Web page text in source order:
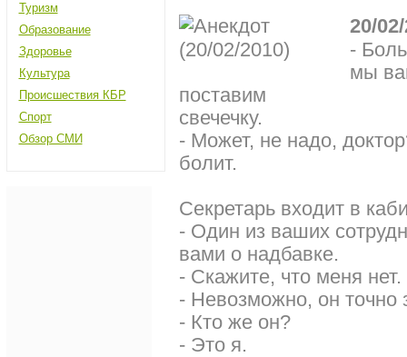
Туризм
Образование
Здоровье
Культура
Происшествия КБР
Спорт
Обзор СМИ
20/
-
мы
поставим
свечечку.
- Может, не надо,
болит.
Секретарь входит в
- Один из ваших
вами о надбавке.
- Скажите, что меня нет.
- Невозможно, он точно
- Кто же он?
- Это я.